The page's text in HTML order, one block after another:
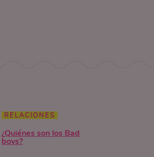
RELACIONES
¿Quiénes son los Bad
boys?